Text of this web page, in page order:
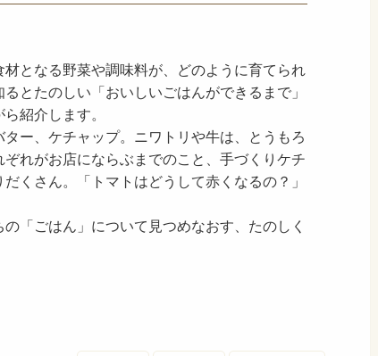
となる野菜や調味料が、どのように育てられ
とたのしい「おいしいごはんができるまで」
紹介します。
ー、ケチャップ。ニワトリや牛は、とうもろ
れがお店にならぶまでのこと、手づくりケチ
くさん。「トマトはどうして赤くなるの？」
「ごはん」について見つめなおす、たのしく